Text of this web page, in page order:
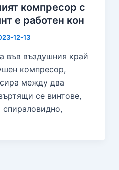
компресор с
е работен кон
12-13
във въздушния край
компресор,
между два
се винтове,
спираловидно,